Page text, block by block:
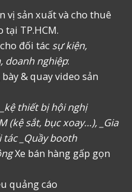
vị sản xuất và cho thuê
TP.HCM.
đối tác sự kiện,
doanh nghiệp:
bày & quay video sản
thiết bị hội nghị
(kệ sắt, bục xoay…), _Gia
tác _Quầy booth
Xe bán hàng gấp gọn
quảng cáo